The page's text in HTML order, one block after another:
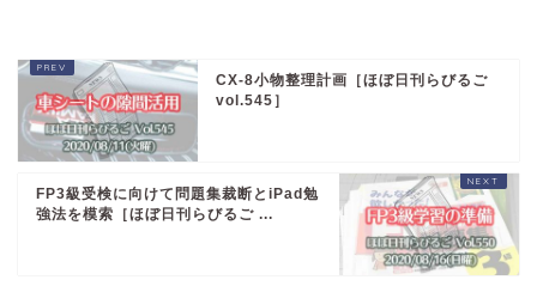
CX-8小物整理計画［ほぼ日刊らびるご
vol.545］
FP3級受検に向けて問題集裁断とiPad勉
強法を模索［ほぼ日刊らびるご ...